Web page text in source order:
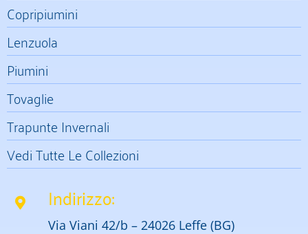
Copripiumini
Lenzuola
Piumini
Tovaglie
Trapunte Invernali
Vedi Tutte Le Collezioni
Indirizzo:
Via Viani 42/b – 24026 Leffe (BG)